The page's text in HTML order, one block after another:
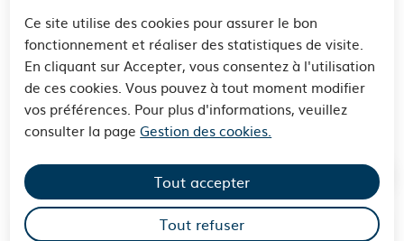
Ce site utilise des cookies pour assurer le bon
fonctionnement et réaliser des statistiques de visite.
En cliquant sur Accepter, vous consentez à l'utilisation
de ces cookies. Vous pouvez à tout moment modifier
vos préférences. Pour plus d'informations, veuillez
consulter la pageGestion des cookies.
Tout accepter
Tout refuser
L'accouchement dans le secret
et accès aux origines
Sommaire